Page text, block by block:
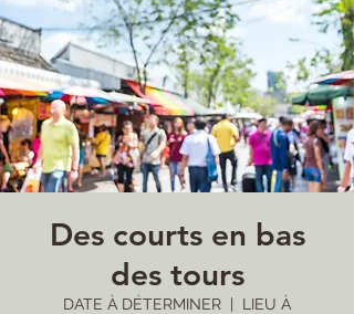
Des courts en bas
des tours
DATE À DÉTERMINER
LIEU À